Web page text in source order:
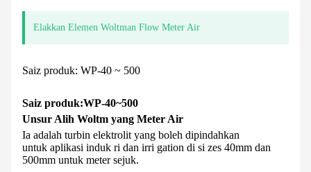
Elakkan Elemen Woltman Flow Meter Air
Saiz produk: WP-40 ~ 500
Saiz produk:WP-40~500
Unsur Alih Woltm yang Meter Air
Ia adalah turbin elektrolit yang boleh dipindahkan
untuk aplikasi induk ri dan irri gation di si zes 40mm dan
500mm untuk meter sejuk.